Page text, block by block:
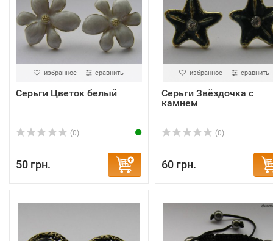
избранное сравнить
Серьги Цветок белый
(0)
50 грн.
избранное сравнить
Серьги Звёздочка с
камнем
(0)
60 грн.